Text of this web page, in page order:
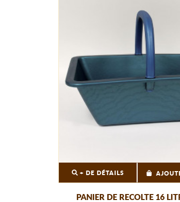
+ DE DÉTAILS
PANIER DE RECOLTE 16